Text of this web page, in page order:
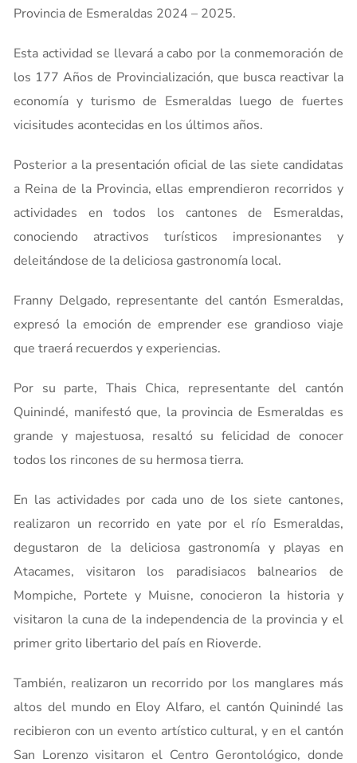
Provincia de Esmeraldas 2024 – 2025.
Esta actividad se llevará a cabo por la conmemoración de
los 177 Años de Provincialización, que busca reactivar la
economía y turismo de Esmeraldas luego de fuertes
vicisitudes acontecidas en los últimos años.
Posterior a la presentación oficial de las siete candidatas
a Reina de la Provincia, ellas emprendieron recorridos y
actividades en todos los cantones de Esmeraldas,
conociendo atractivos turísticos impresionantes y
deleitándose de la deliciosa gastronomía local.
Franny Delgado, representante del cantón Esmeraldas,
expresó la emoción de emprender ese grandioso viaje
que traerá recuerdos y experiencias.
Por su parte, Thais Chica, representante del cantón
Quinindé, manifestó que, la provincia de Esmeraldas es
grande y majestuosa, resaltó su felicidad de conocer
todos los rincones de su hermosa tierra.
En las actividades por cada uno de los siete cantones,
realizaron un recorrido en yate por el río Esmeraldas,
degustaron de la deliciosa gastronomía y playas en
Atacames, visitaron los paradisiacos balnearios de
Mompiche, Portete y Muisne, conocieron la historia y
visitaron la cuna de la independencia de la provincia y el
primer grito libertario del país en Rioverde.
También, realizaron un recorrido por los manglares más
altos del mundo en Eloy Alfaro, el cantón Quinindé las
recibieron con un evento artístico cultural, y en el cantón
San Lorenzo visitaron el Centro Gerontológico, donde